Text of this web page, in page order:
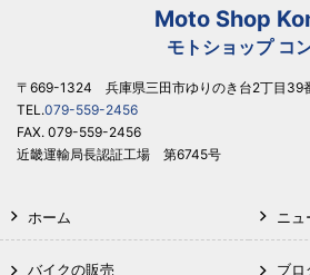
Moto Shop
モトショップ コ
〒669-1324 兵庫県三田市ゆりのき台2丁目39
TEL.079-559-2456
FAX. 079-559-2456
近畿運輸局長認証工場 第6745号
ホーム
バイクの販売
ニュ
ブロ